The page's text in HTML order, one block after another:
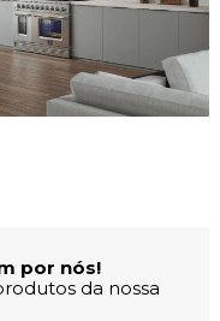
por nós!
da nossa